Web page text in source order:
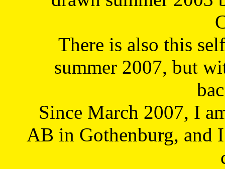
There is also this
summer 2007, but
Since March 2007, I
AB in Gothenburg, and